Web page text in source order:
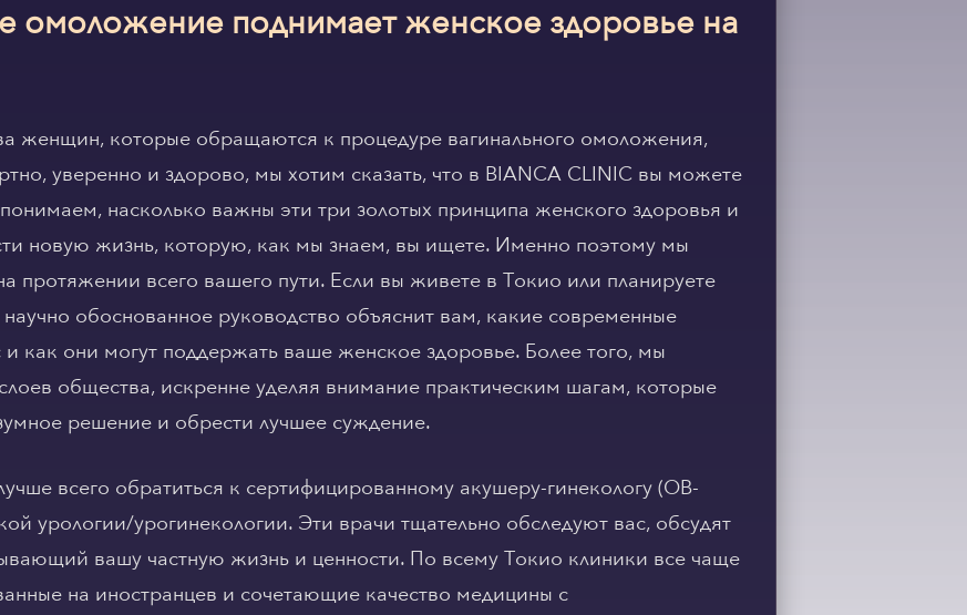
омоложение поднимает женское здоровье на
женщин, которые обращаются к процедуре вагинального омоложения,
уверенно и здорово, мы хотим сказать, что в BIANCA CLINIC вы можете
насколько важны эти три золотых принципа женского здоровья и
новую жизнь, которую, как мы знаем, вы ищете. Именно поэтому мы
протяжении всего вашего пути. Если вы живете в Токио или планируете
обоснованное руководство объяснит вам, какие современные
как они могут поддержать ваше женское здоровье. Более того, мы
общества, искренне уделяя внимание практическим шагам, которые
решение и обрести лучшее суждение.
всего обратиться к сертифицированному акушеру-гинекологу (OB-
урологии/урогинекологии. Эти врачи тщательно обследуют вас, обсудят
вашу частную жизнь и ценности. По всему Токио клиники все чаще
на иностранцев и сочетающие качество медицины с